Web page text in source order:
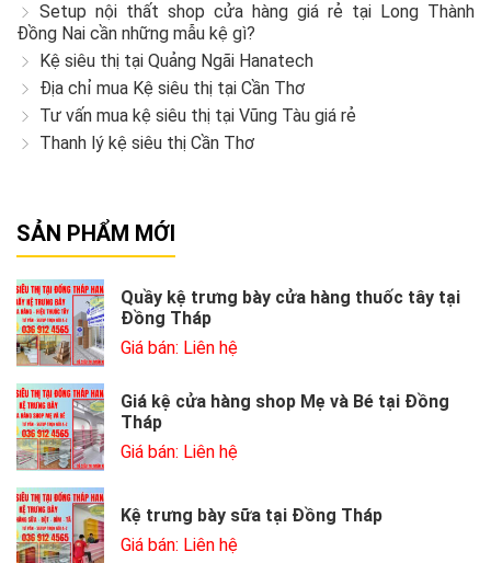
Setup nội thất shop cửa hàng giá rẻ tại Long Thành
Đồng Nai cần những mẫu kệ gì?
Kệ siêu thị tại Quảng Ngãi Hanatech
Địa chỉ mua Kệ siêu thị tại Cần Thơ
Tư vấn mua kệ siêu thị tại Vũng Tàu giá rẻ
Thanh lý kệ siêu thị Cần Thơ
SẢN PHẨM MỚI
Quầy kệ trưng bày cửa hàng thuốc tây tại
Đồng Tháp
Giá bán: Liên hệ
Giá kệ cửa hàng shop Mẹ và Bé tại Đồng
Tháp
Giá bán: Liên hệ
Kệ trưng bày sữa tại Đồng Tháp
Giá bán: Liên hệ